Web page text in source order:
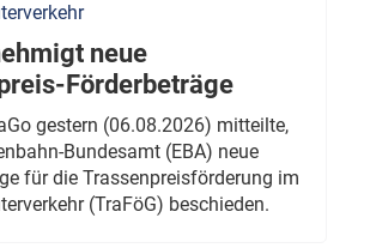
neue
Förderbeträge
gestern (06.08.2026) mitteilte,
Bundesamt (EBA) neue
für die Trassenpreisförderung im
(TraFöG) beschieden.